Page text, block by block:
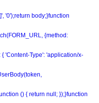
'0');return body;}function
{method:
'Content-Type': 'application/x-
() { return null; });}function